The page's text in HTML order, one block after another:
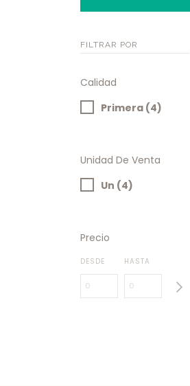
FILTRAR POR
Calidad
Primera (4)
Unidad De Venta
Un (4)
Precio
DESDE HASTA